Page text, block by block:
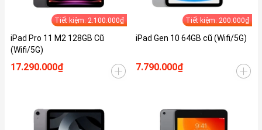
Tiết kiệm: 2.100.000₫
iPad Pro 11 M2 128GB Cũ
(Wifi/5G)
17.290.000₫
Tiết kiệm: 200.000₫
iPad Gen 10 64GB cũ (Wifi/5G)
7.790.000₫